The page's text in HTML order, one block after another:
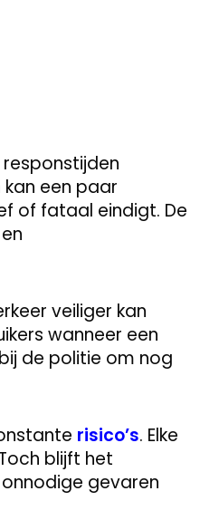
kan een paar
of fataal eindigt. De
veiliger kan
wanneer een
de politie om nog
risico’s. Elke
blijft het
gevaren